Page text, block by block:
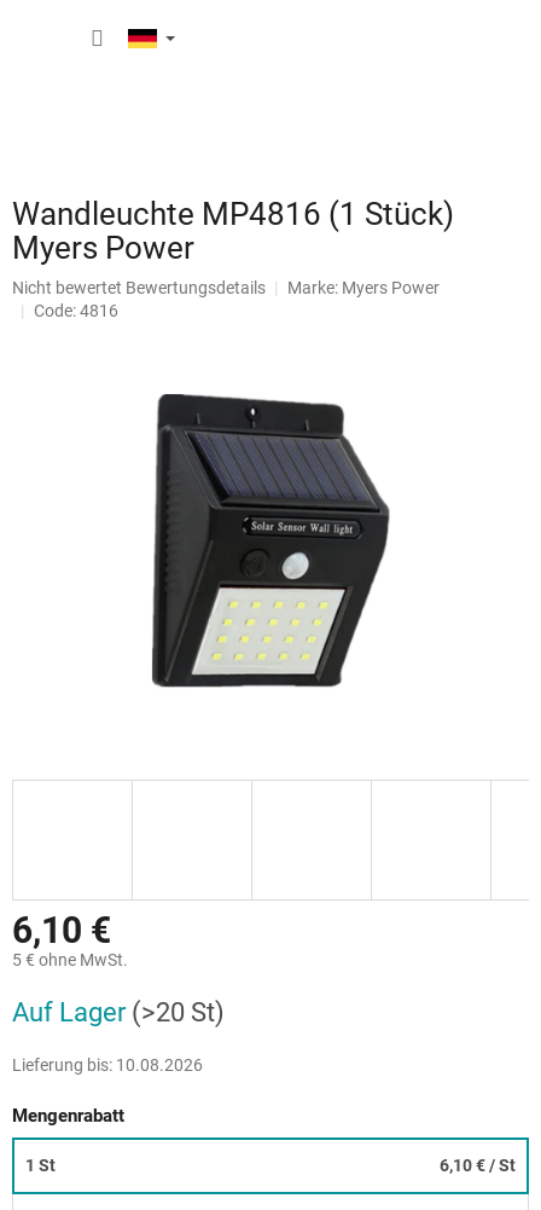
Wandleuchte MP4816 (1 Stück)
Myers Power
Die
durchschnittliche
Nicht bewertet Bewertungsdetails Marke: Myers Power
Code: 4816
6,10 €
5 € ohne MwSt.
Auf Lager (>20 St)
Lieferung bis: 10.08.2026
Mengenrabatt
1 St 6,10 €/ St